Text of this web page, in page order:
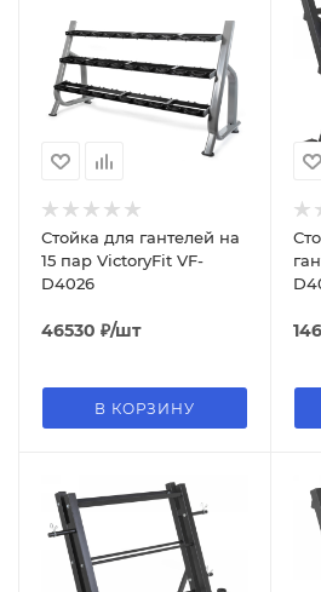
Стойка для гантелей на
15 пар VictoryFit VF-
D4026
46530 ₽/шт
В КОРЗИНУ